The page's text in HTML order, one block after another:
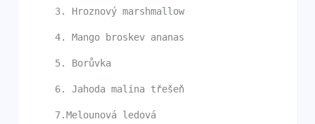
3. Hroznový marshmallow
4. Mango broskev ananas
5. Borůvka
6. Jahoda malina třešeň
7.Melounová ledová